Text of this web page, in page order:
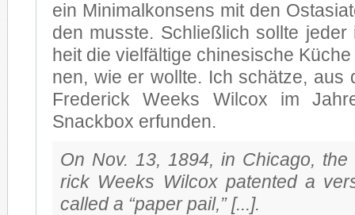
ein Mi­ni­mal­kon­sens mit den
den muss­te. Schließ­lich soll­te
heit die viel­fäl­ti­ge chi­ne­si­sche
nen, wie er woll­te. Ich schät­ze, aus
Fre­de­rick Weeks Wil­cox im
Snack­box er­fun­den.
On Nov. 13, 1894, in Chi­ca­go,
rick Weeks Wil­cox pa­ten­ted a
cal­led a “pa­per pail,” [...].